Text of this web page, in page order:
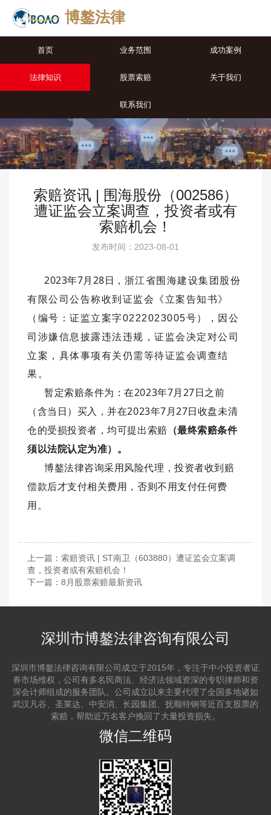
博鏊法律
首页 业务范围 成功案例
法律知识 股票索赔 关于我们
联系我们
索赔资讯 | 围海股份（002586）
遭证监会立案调查，投资者或有
索赔机会！
发布时间：2023-08-01
2023年7月28日， 浙江省围海建设集团股份
有限公司 公告称收到证监会《立案告知书》
（ 编号： 证监立案字0222023005号） ， 因公
司涉嫌信息披露违法违规，证监会决定对公司
立案，具体事项有关仍需等待证监会调查结
果。
暂定索赔条件为：在2023年7月27日之前
（含当日） 买入，并在2023年7月27日收盘未清
仓的受损投资者，均可提出索赔 （最终索赔条件
须以法院认定为准） 。
博鏊法律咨询采用风险代理，投资者收到赔
偿款后才支付相关费用，否则不用支付任何费
用。
上一篇： 索赔资讯 | ST南卫（603880）遭证监会立案调
查，投资者或有索赔机会！
下一篇： 8月股票索赔最新资讯
深圳市博鏊法律咨询有限公司
深圳市博鏊法律咨询有限公司成立于2015年，专注于中小投资者证
券市场维权，公司有多名民商法、经济法领域资深的专职律师和资
深会计师组成的服务团队。公司成立以来主要代理了全国多地诸如
武汉凡谷、圣莱达、中安消、长园集团、抚顺特钢等近百支股票的
索赔，帮助近万名客户挽回了大量投资损失。
微信二维码